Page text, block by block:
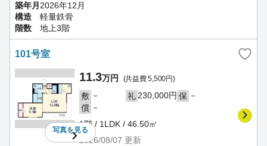
築年月 2026年12月
構造
軽量鉄骨
階数
地上3階
101号室
写真を見る
11.3万円 (共益費 5,500円)
敷 － 礼230,000円 保 －
償 －
1階 / 1LDK / 46.50㎡
2026/08/07 更新